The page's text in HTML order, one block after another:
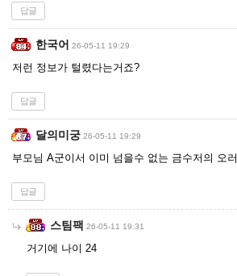
답글
한국어 26-05-11 19:29
저런 정보가 털렸다는거죠?
답글
달의미궁 26-05-11 19:29
부모님 A군이서 이미 넘을수 없는 금수저의 오러
답글
스팀팩 26-05-11 19:31
거기에 나이 24